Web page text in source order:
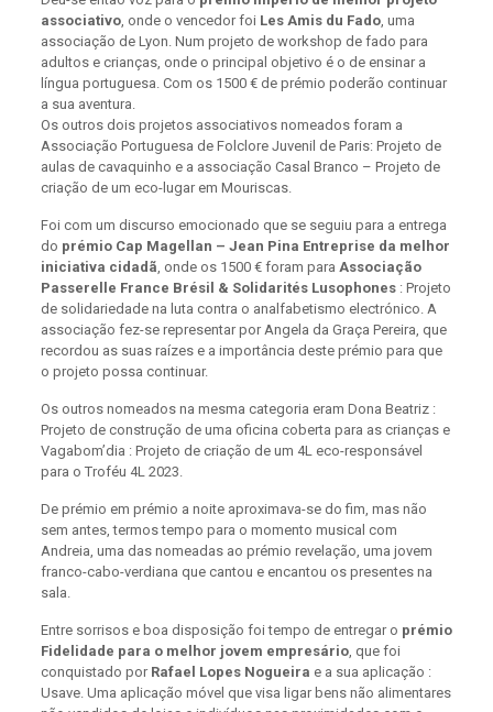
associativo, onde o vencedor foi Les Amis du Fado, uma
associação de Lyon. Num projeto de workshop de fado para
adultos e crianças, onde o principal objetivo é o de ensinar a
língua portuguesa. Com os 1500 € de prémio poderão continuar
a sua aventura.
Os outros dois projetos associativos nomeados foram a
Associação Portuguesa de Folclore Juvenil de Paris: Projeto de
aulas de cavaquinho e a associação Casal Branco – Projeto de
criação de um eco-lugar em Mouriscas.
Foi com um discurso emocionado que se seguiu para a entrega
do prémio Cap Magellan – Jean Pina Entreprise da melhor
iniciativa cidadã , onde os 1500 € foram para Associação
Passerelle France Brésil & Solidarités Lusophones: Projeto
de solidariedade na luta contra o analfabetismo electrónico. A
associação fez-se representar por Angela da Graça Pereira, que
recordou as suas raízes e a importância deste prémio para que
o projeto possa continuar.
Os outros nomeados na mesma categoria eram Dona Beatriz :
Projeto de construção de uma oficina coberta para as crianças e
Vagabom’dia : Projeto de criação de um 4L eco-responsável
para o Troféu 4L 2023.
De prémio em prémio a noite aproximava-se do fim, mas não
sem antes, termos tempo para o momento musical com
Andreia, uma das nomeadas ao prémio revelação, uma jovem
franco-cabo-verdiana que cantou e encantou os presentes na
sala.
Entre sorrisos e boa disposição foi tempo de entregar o prémio
Fidelidade para o melhor jovem empresário, que foi
conquistado por Rafael Lopes Nogueira e a sua aplicação :
Usave. Uma aplicação móvel que visa ligar bens não alimentares